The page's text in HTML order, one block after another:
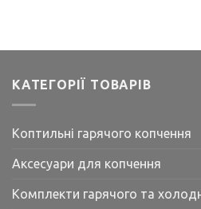
КАТЕГОРІЇ ТОВАРІВ
Коптильні гарячого копчення
Аксесуари для копчення
Комплекти гарячого та